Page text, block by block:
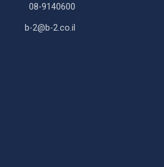
08-9140600
b-2@b-2.co.il